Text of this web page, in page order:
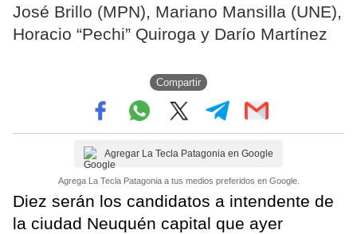
José Brillo (MPN), Mariano Mansilla (UNE),
Horacio “Pechi” Quiroga y Darío Martínez
Compartir
Agregar La Tecla Patagonia en Google
Agrega La Tecla Patagonia a tus medios preferidos en Google.
Diez serán los candidatos a intendente de
la ciudad Neuquén capital que ayer